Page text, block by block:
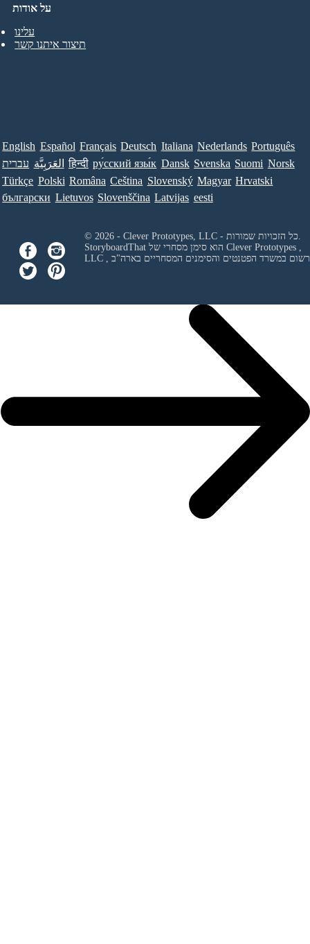
על אודות
עלינו
תיצור איתנו קשר
English Español Français Deutsch Italiana Nederlands Português
עברית العَرَبِيَّة हिन्दी ру́сский язы́к Dansk Svenska Suomi Norsk
Türkçe Polski Româna Ceština Slovenský Magyar Hrvatski
български Lietuvos Slovenščina Latvijas eesti
© 2026 - Clever Prototypes, LLC - כל הזכויות שמורות.
Clever Prototypes ,
LLC
ורשום במשרד הפטנטים והסימנים המסחריים בארה"ב